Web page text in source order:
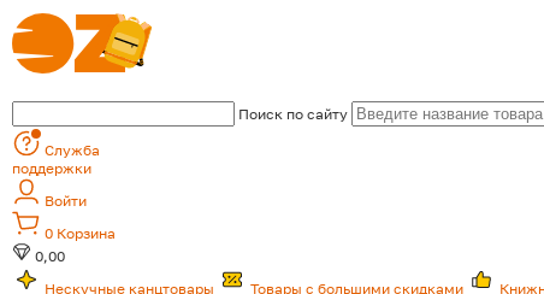
Поиск по сайту
Служба
поддержки
Войти
0 Корзина
0,00
Нескучные канцтовары
Товары с большими скидками